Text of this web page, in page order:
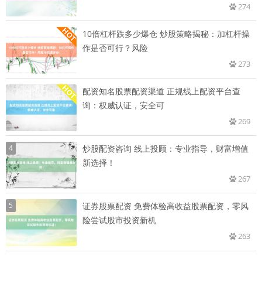
274
10倍杠杆跌多少爆仓 炒股策略揭秘：加杠杆操
作是否可行？风险
273
配资知名股票配资渠道 正规线上配资平台查
询：权威认证，安全可
269
4
炒股配资咨询 线上投顾：专业指导，财富增值
新选择！
267
5
证券股票配资 免费体验高收益股票配资，零风
险尝试股市投资新机
263